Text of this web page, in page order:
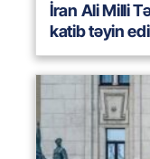
İran Ali Milli
katib təyin